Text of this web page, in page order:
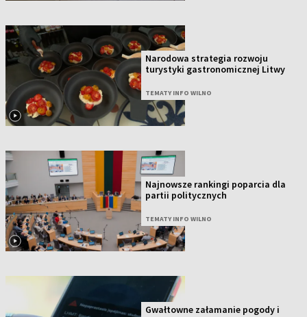
Narodowa strategia rozwoju
turystyki gastronomicznej Litwy
TEMATY INFO WILNO
Najnowsze rankingi poparcia dla
partii politycznych
TEMATY INFO WILNO
Gwałtowne załamanie pogody i